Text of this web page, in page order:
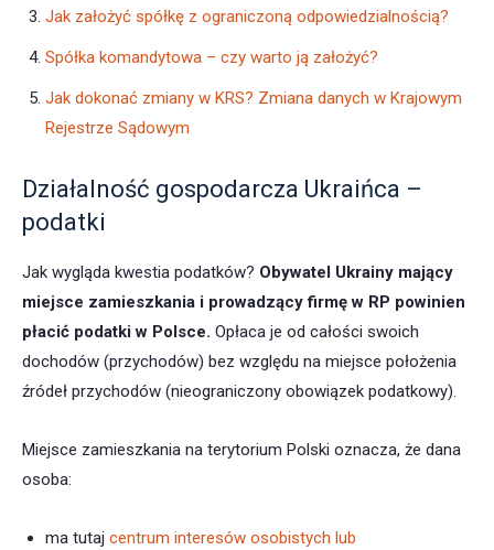
Jak założyć spółkę z ograniczoną odpowiedzialnością?
Spółka komandytowa – czy warto ją założyć?
Jak dokonać zmiany w KRS? Zmiana danych w Krajowym
Rejestrze Sądowym
Działalność gospodarcza Ukraińca –
podatki
Jak wygląda kwestia podatków? Obywatel Ukrainy mający
miejsce zamieszkania i prowadzący firmę w RP powinien
płacić podatki w Polsce. Opłaca je od całości swoich
dochodów (przychodów) bez względu na miejsce położenia
źródeł przychodów (nieograniczony obowiązek podatkowy).
Miejsce zamieszkania na terytorium Polski oznacza, że dana
osoba:
ma tutaj centrum interesów osobistych lub